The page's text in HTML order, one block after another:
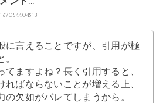
に言えることですが、引用が極
てますよね？長く引用すると、
ればならないことが増える上、
の欠如がバレてしまうから。